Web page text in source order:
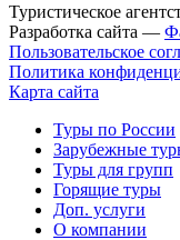
Туристическое
Разработка сайта —
Пользовательское
Политика
Карта сайта
Туры по России
Зарубежные
Туры для групп
Горящие туры
Доп. услуги
О компании